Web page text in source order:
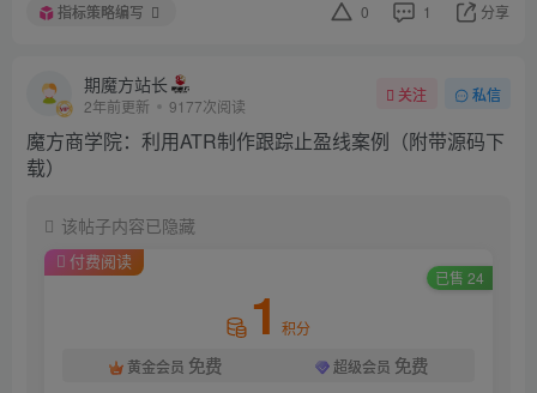
指标策略编写 0 1 分享
期魔方站长
2年前更新 9177次阅读
关注 私信
魔方商学院：利用ATR制作跟踪止盈线案例（附带源码下
载）
该帖子内容已隐藏
付费阅读
已售 24
1 积分
黄金会员 免费 超级会员 免费